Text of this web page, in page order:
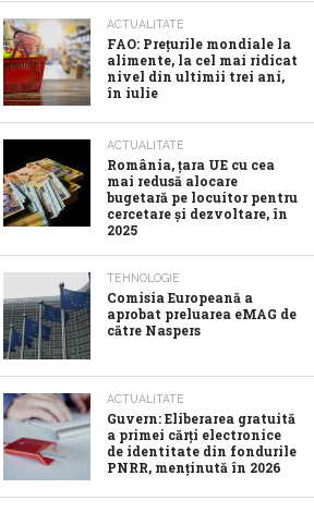
ACTUALITATE
FAO: Prețurile mondiale la
alimente, la cel mai ridicat
nivel din ultimii trei ani,
în iulie
ACTUALITATE
România, țara UE cu cea
mai redusă alocare
bugetară pe locuitor pentru
cercetare și dezvoltare, în
2025
TEHNOLOGIE
Comisia Europeană a
aprobat preluarea eMAG de
către Naspers
ACTUALITATE
Guvern: Eliberarea gratuită
a primei cărți electronice
de identitate din fondurile
PNRR, menținută în 2026